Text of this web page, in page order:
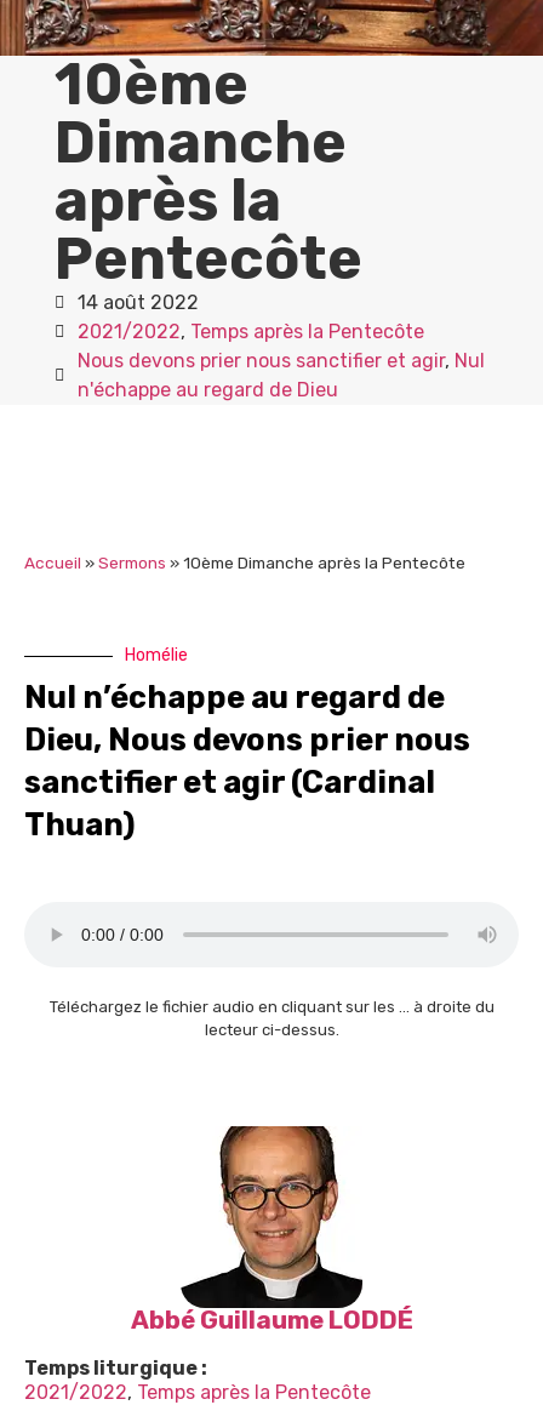
10ème
Dimanche
après la
Pentecôte
14 août 2022
2021/2022, Temps après la Pentecôte
Nous devons prier nous sanctifier et agir, Nul
n'échappe au regard de Dieu
Accueil »Sermons »10ème Dimanche après la Pentecôte
Homélie
Nul n’échappe au regard de
Dieu, Nous devons prier nous
sanctifier et agir (Cardinal
Thuan)
Téléchargez le fichier audio en cliquant sur les … à droite du
lecteur ci-dessus.
Abbé Guillaume LODDÉ
Temps liturgique :
2021/2022, Temps après la Pentecôte